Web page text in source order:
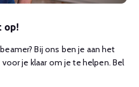
op!
Bij ons ben je aan het
je klaar om je te helpen. Bel